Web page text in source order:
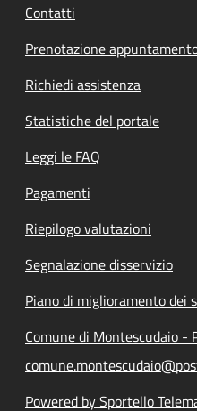
Contatti
Prenotazione
Richiedi assistenza
Statistiche del portale
Leggi le FAQ
Pagamenti
Riepilogo valutazioni
Segnalazione disservizio
Piano di miglioramento dei
Comune di Montescudaio -
Powered by Sportello